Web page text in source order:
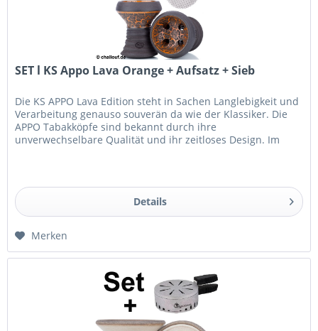
SET l KS Appo Lava Orange + Aufsatz + Sieb
Die KS APPO Lava Edition steht in Sachen Langlebigkeit und
Verarbeitung genauso souverän da wie der Klassiker. Die
APPO Tabakköpfe sind bekannt durch ihre
unverwechselbare Qualität und ihr zeitloses Design. Im
Details
Merken